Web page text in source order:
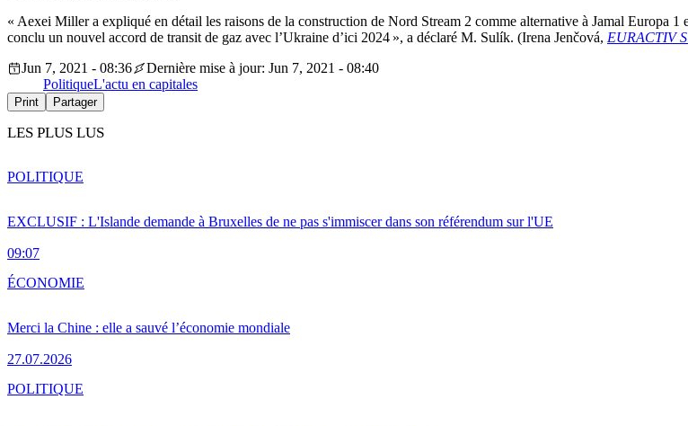
« Aexei Miller a expliqué en détail les raisons de la construction de Nord Stream 2 comme alternative à Jamal Europa
conclu un nouvel accord de transit de gaz avec l’Ukraine d’ici 2024 », a déclaré M. Sulík. (Irena Jenčová, EURACTIV
Jun 7, 2021 - 08:36
Dernière mise à jour: Jun 7, 2021 - 08:40
PolitiqueL'actu en capitales
Print Partager
LES PLUS LUS
EXCLUSIF : L'Islande demande à Bruxelles de ne pas s'immiscer dans son référendum sur l'UE
09:07
POLITIQUE
Merci la Chine : elle a sauvé l’économie mondiale
27.07.2026
ÉCONOMIE
POLITIQUE